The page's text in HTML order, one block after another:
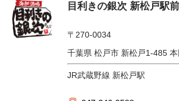
目利きの銀次 新松戸駅
〒270-0034
千葉県 松戸市 新松戸1-485
JR武蔵野線 新松戸駅